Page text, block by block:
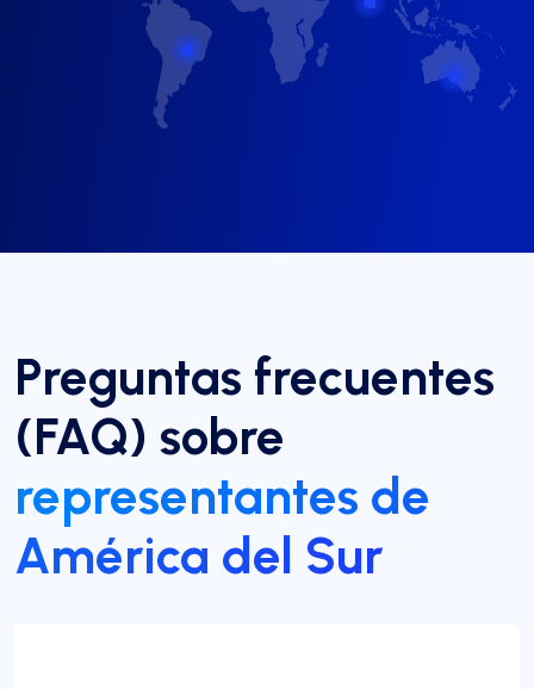
Preguntas frecuentes
(FAQ) sobre
representantes de
América del Sur